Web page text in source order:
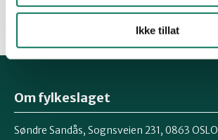
Ikke tillat
Om fylkeslaget
Søndre Sandås, Sognsveien 231, 0863 OSLO